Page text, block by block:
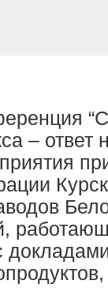
–